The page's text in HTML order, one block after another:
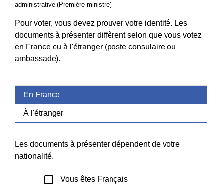
administrative (Première ministre)
Pour voter, vous devez prouver votre identité. Les
documents à présenter diffèrent selon que vous votez
en France ou à l'étranger (poste consulaire ou
ambassade).
En France
À l'étranger
Les documents à présenter dépendent de votre
nationalité.
check_box_outline_blank Vous êtes Français